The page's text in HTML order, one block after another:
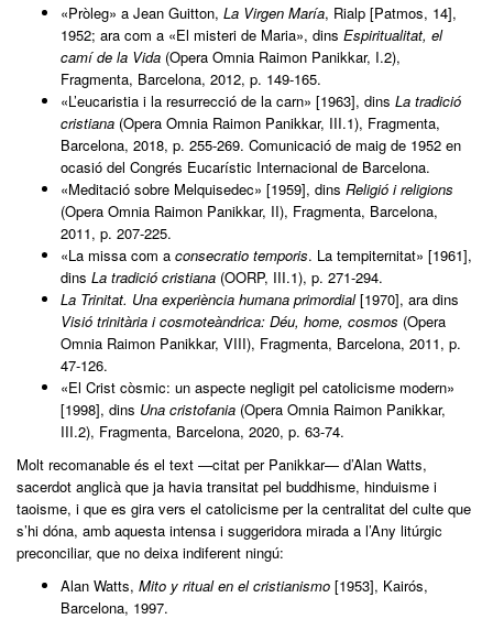
«Pròleg» a Jean Guitton, La Virgen María, Rialp [Patmos, 14],
1952; ara com a «El misteri de Maria», dins Espiritualitat, el
camí de la Vida (Opera Omnia Raimon Panikkar, I.2),
Fragmenta, Barcelona, 2012, p. 149-165.
«L’eucaristia i la resurrecció de la carn» [1963], dins La tradició
cristiana (Opera Omnia Raimon Panikkar, III.1), Fragmenta,
Barcelona, 2018, p. 255-269. Comunicació de maig de 1952 en
ocasió del Congrés Eucarístic Internacional de Barcelona.
«Meditació sobre Melquisedec» [1959], dins Religió i religions
(Opera Omnia Raimon Panikkar, II), Fragmenta, Barcelona,
2011, p. 207-225.
«La missa com a consecratio temporis. La tempiternitat» [1961],
dins La tradició cristiana (OORP, III.1), p. 271-294.
La Trinitat. Una experiència humana primordial[1970], ara dins
Visió trinitària i cosmoteàndrica: Déu, home, cosmos (Opera
Omnia Raimon Panikkar, VIII), Fragmenta, Barcelona, 2011, p.
47-126.
«El Crist còsmic: un aspecte negligit pel catolicisme modern»
[1998], dins Una cristofania (Opera Omnia Raimon Panikkar,
III.2), Fragmenta, Barcelona, 2020, p. 63-74.
Molt recomanable és el text —citat per Panikkar— d’Alan Watts,
sacerdot anglicà que ja havia transitat pel buddhisme, hinduisme i
taoisme, i que es gira vers el catolicisme per la centralitat del culte que
s’hi dóna, amb aquesta intensa i suggeridora mirada a l’Any litúrgic
preconciliar, que no deixa indiferent ningú:
Alan Watts, Mito y ritual en el cristianismo [1953], Kairós,
Barcelona, 1997.